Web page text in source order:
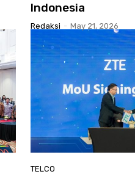
Indonesia
Redaksi - May 21, 2026
TELCO